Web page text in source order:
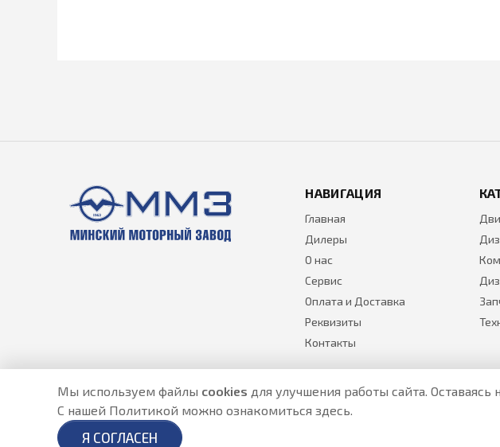
НАВИГАЦИЯ
Главная
Дилеры
О нас
Сервис
Оплата и Доставка
Реквизиты
Контакты
Разработано в
Мы используем файлы cookies для улучшения работы сайта.
С нашей Политикой можно ознакомиться здесь.
Я СОГЛАСЕН